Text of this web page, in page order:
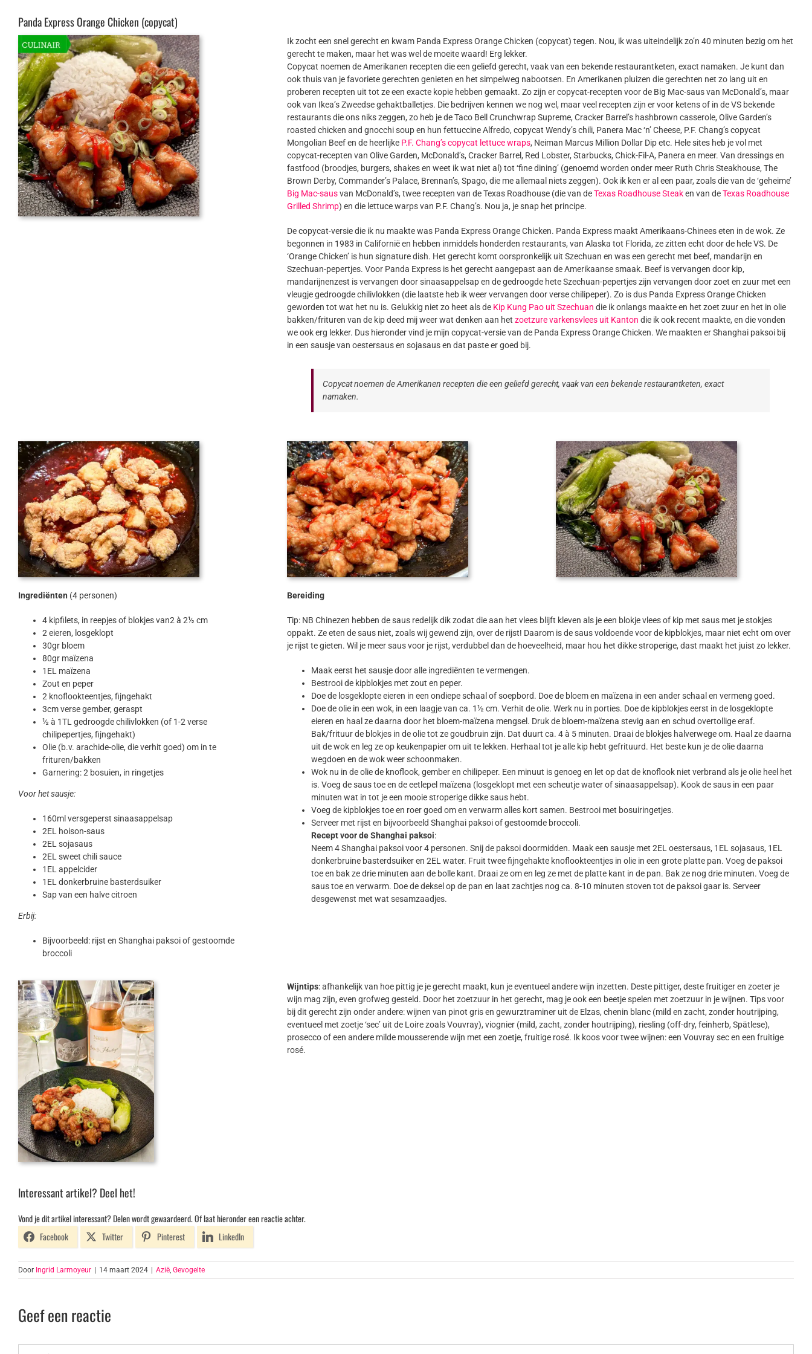
Panda Express Orange Chicken (copycat)
Ik zocht een snel gerecht en kwam Panda Express Orange Chicken (copycat) tegen. Nou, ik was uiteindelijk zo’n 40 minuten bezig om het
gerecht te maken, maar het was wel de moeite waard! Erg lekker.
Copycat noemen de Amerikanen recepten die een geliefd gerecht, vaak van een bekende restaurantketen, exact namaken. Je kunt dan
ook thuis van je favoriete gerechten genieten en het simpelweg nabootsen. En Amerikanen pluizen die gerechten net zo lang uit en
proberen recepten uit tot ze een exacte kopie hebben gemaakt. Zo zijn er copycat-recepten voor de Big Mac-saus van McDonald’s, maar
ook van Ikea’s Zweedse gehaktballetjes. Die bedrijven kennen we nog wel, maar veel recepten zijn er voor ketens of in de VS bekende
restaurants die ons niks zeggen, zo heb je de Taco Bell Crunchwrap Supreme, Cracker Barrel’s hashbrown casserole, Olive Garden’s
roasted chicken and gnocchi soup en hun fettuccine Alfredo, copycat Wendy’s chili, Panera Mac ‘n’ Cheese, P.F. Chang’s copycat
Mongolian Beef en de heerlijke P.F. Chang’s copycat lettuce wraps, Neiman Marcus Million Dollar Dip etc. Hele sites heb je vol met
copycat-recepten van Olive Garden, McDonald’s, Cracker Barrel, Red Lobster, Starbucks, Chick-Fil-A, Panera en meer. Van dressings en
fastfood (broodjes, burgers, shakes en weet ik wat niet al) tot ‘fine dining’ (genoemd worden onder meer Ruth Chris Steakhouse, The
Brown Derby, Commander’s Palace, Brennan’s, Spago, die me allemaal niets zeggen). Ook ik ken er al een paar, zoals die van de ‘geheime’
Big Mac-sausvan McDonald’s, twee recepten van de Texas Roadhouse (die van deTexas Roadhouse Steaken van deTexas Roadhouse
Grilled Shrimp) en die lettuce warps van P.F. Chang’s. Nou ja, je snap het principe.
De copycat-versie die ik nu maakte was Panda Express Orange Chicken. Panda Express maakt Amerikaans-Chinees eten in de wok. Ze
begonnen in 1983 in Californië en hebben inmiddels honderden restaurants, van Alaska tot Florida, ze zitten echt door de hele VS. De
‘Orange Chicken’ is hun signature dish. Het gerecht komt oorspronkelijk uit Szechuan en was een gerecht met beef, mandarijn en
Szechuan-pepertjes. Voor Panda Express is het gerecht aangepast aan de Amerikaanse smaak. Beef is vervangen door kip,
mandarijnenzest is vervangen door sinaasappelsap en de gedroogde hete Szechuan-pepertjes zijn vervangen door zoet en zuur met een
vleugje gedroogde chilivlokken (die laatste heb ik weer vervangen door verse chilipeper). Zo is dus Panda Express Orange Chicken
geworden tot wat het nu is. Gelukkig niet zo heet als de Kip Kung Pao uit Szechuan die ik onlangs maakte en het zoet zuur en het in olie
bakken/frituren van de kip deed mij weer wat denken aan hetzoetzure varkensvlees uit Kanton die ik ook recent maakte, en die vonden
we ook erg lekker. Dus hieronder vind je mijn copycat-versie van de Panda Express Orange Chicken. We maakten er Shanghai paksoi bij
in een sausje van oestersaus en sojasaus en dat paste er goed bij.
Copycat noemen de Amerikanen recepten die een geliefd gerecht, vaak van een bekende restaurantketen, exact
namaken.
Ingrediënten (4 personen)
4 kipfilets, in reepjes of blokjes van2 à 2½ cm
2 eieren, losgeklopt
30gr bloem
80gr maïzena
1EL maïzena
Zout en peper
2 knoflookteentjes, fijngehakt
3cm verse gember, geraspt
½ à 1TL gedroogde chilivlokken (of 1-2 verse
chilipepertjes, fijngehakt)
Olie (b.v. arachide-olie, die verhit goed) om in te
frituren/bakken
Garnering: 2 bosuien, in ringetjes
Voor het sausje:
160ml versgeperst sinaasappelsap
2EL hoison-saus
2EL sojasaus
2EL sweet chili sauce
1EL appelcider
1EL donkerbruine basterdsuiker
Sap van een halve citroen
Erbij:
Bijvoorbeeld: rijst en Shanghai paksoi of gestoomde
broccoli
Bereiding
Tip: NB Chinezen hebben de saus redelijk dik zodat die aan het vlees blijft kleven als je een blokje vlees of kip met saus met je stokjes
oppakt. Ze eten de saus niet, zoals wij gewend zijn, over de rijst! Daarom is de saus voldoende voor de kipblokjes, maar niet echt om over
je rijst te gieten. Wil je meer saus voor je rijst, verdubbel dan de hoeveelheid, maar hou het dikke stroperige, dast maakt het juist zo lekker.
Maak eerst het sausje door alle ingrediënten te vermengen.
Bestrooi de kipblokjes met zout en peper.
Doe de losgeklopte eieren in een ondiepe schaal of soepbord. Doe de bloem en maïzena in een ander schaal en vermeng goed.
Doe de olie in een wok, in een laagje van ca. 1½ cm. Verhit de olie. Werk nu in porties. Doe de kipblokjes eerst in de losgeklopte
eieren en haal ze daarna door het bloem-maïzena mengsel. Druk de bloem-maïzena stevig aan en schud overtollige eraf.
Bak/frituur de blokjes in de olie tot ze goudbruin zijn. Dat duurt ca. 4 à 5 minuten. Draai de blokjes halverwege om. Haal ze daarna
uit de wok en leg ze op keukenpapier om uit te lekken. Herhaal tot je alle kip hebt gefrituurd. Het beste kun je de olie daarna
wegdoen en de wok weer schoonmaken.
Wok nu in de olie de knoflook, gember en chilipeper. Een minuut is genoeg en let op dat de knoflook niet verbrand als je olie heel het
is. Voeg de saus toe en de eetlepel maïzena (losgeklopt met een scheutje water of sinaasappelsap). Kook de saus in een paar
minuten wat in tot je een mooie stroperige dikke saus hebt.
Voeg de kipblokjes toe en roer goed om en verwarm alles kort samen. Bestrooi met bosuiringetjes.
Serveer met rijst en bijvoorbeeld Shanghai paksoi of gestoomde broccoli.
Recept voor de Shanghai paksoi:
Neem 4 Shanghai paksoi voor 4 personen. Snij de paksoi doormidden. Maak een sausje met 2EL oestersaus, 1EL sojasaus, 1EL
donkerbruine basterdsuiker en 2EL water. Fruit twee fijngehakte knoflookteentjes in olie in een grote platte pan. Voeg de paksoi
toe en bak ze drie minuten aan de bolle kant. Draai ze om en leg ze met de platte kant in de pan. Bak ze nog drie minuten. Voeg de
saus toe en verwarm. Doe de deksel op de pan en laat zachtjes nog ca. 8-10 minuten stoven tot de paksoi gaar is. Serveer
desgewenst met wat sesamzaadjes.
Wijntips: afhankelijk van hoe pittig je je gerecht maakt, kun je eventueel andere wijn inzetten. Deste pittiger, deste fruitiger en zoeter je
wijn mag zijn, even grofweg gesteld. Door het zoetzuur in het gerecht, mag je ook een beetje spelen met zoetzuur in je wijnen. Tips voor
bij dit gerecht zijn onder andere: wijnen van pinot gris en gewurztraminer uit de Elzas, chenin blanc (mild en zacht, zonder houtrijping,
eventueel met zoetje ‘sec’ uit de Loire zoals Vouvray), viognier (mild, zacht, zonder houtrijping), riesling (off-dry, feinherb, Spätlese),
prosecco of een andere milde mousserende wijn met een zoetje, fruitige rosé. Ik koos voor twee wijnen: een Vouvray sec en een fruitige
rosé.
Interessant artikel? Deel het!
Vond je dit artikel interessant? Delen wordt gewaardeerd. Of laat hieronder een reactie achter.
Facebook
Twitter Pinterest LinkedIn
Door Ingrid Larmoyeur 14 maart 2024 Azië, Gevogelte
Geef een reactie